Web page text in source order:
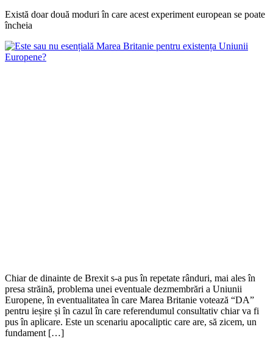
Există doar două moduri în care acest experiment european se poate
încheia
Chiar de dinainte de Brexit s-a pus în repetate rânduri, mai ales în
presa străină, problema unei eventuale dezmembrări a Uniunii
Europene, în eventualitatea în care Marea Britanie votează “DA”
pentru ieșire și în cazul în care referendumul consultativ chiar va fi
pus în aplicare. Este un scenariu apocaliptic care are, să zicem, un
fundament […]